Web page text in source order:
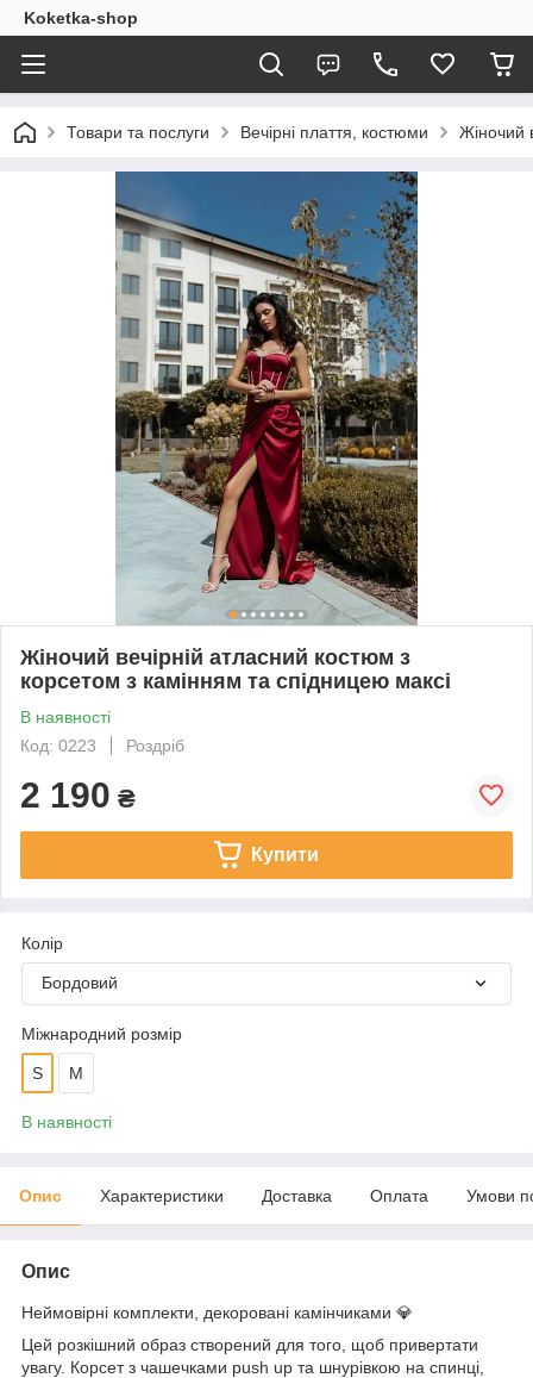
Koketka-shop
Товари та послуги Вечірні плаття, костюми Жіночий
Жіночий вечірній атласний костюм з
корсетом з камінням та спідницею максі
В наявності
Код: 0223
Роздріб
2 190 ₴
Купити
Колір
Бордовий
Міжнародний розмір
S М
В наявності
Опис Характеристики Доставка Оплата Умови
Опис
Неймовірні комплекти, декоровані камінчиками 💎
Цей розкішний образ створений для того, щоб привертати
увагу. Корсет з чашечками push up та шнурівкою на спинці,